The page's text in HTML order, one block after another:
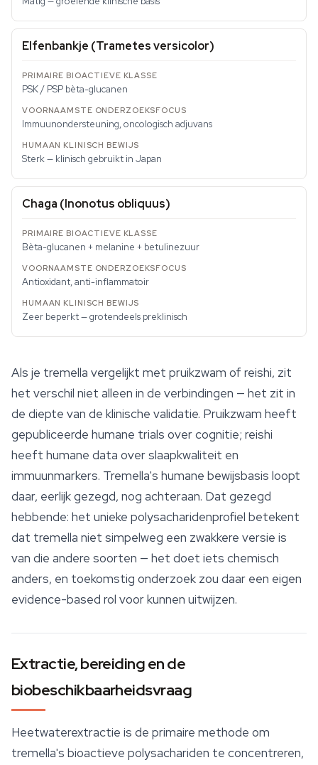
Elfenbankje (Trametes versicolor)
PSK / PSP bèta-glucanen
Immuunondersteuning, oncologisch adjuvans
Sterk — klinisch gebruikt in Japan
Chaga (Inonotus obliquus)
Bèta-glucanen + melanine + betulinezuur
Antioxidant, anti-inflammatoir
Zeer beperkt — grotendeels preklinisch
Als je tremella vergelijkt met pruikzwam of reishi, zit
het verschil niet alleen in de verbindingen — het zit in
de diepte van de klinische validatie. Pruikzwam heeft
gepubliceerde humane trials over cognitie; reishi
heeft humane data over slaapkwaliteit en
immuunmarkers. Tremella's humane bewijsbasis loopt
daar, eerlijk gezegd, nog achteraan. Dat gezegd
hebbende: het unieke polysacharidenprofiel betekent
dat tremella niet simpelweg een zwakkere versie is
van die andere soorten — het doet iets chemisch
anders, en toekomstig onderzoek zou daar een eigen
evidence-based rol voor kunnen uitwijzen.
Extractie, bereiding en de
biobeschikbaarheidsvraag
Heetwaterextractie is de primaire methode om
tremella's bioactieve polysachariden te concentreren,